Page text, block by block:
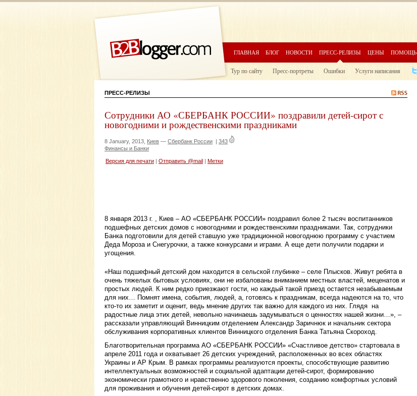
ГЛАВНАЯ БЛОГ НОВОСТИ ПРЕСС-РЕЛИЗЫ ЦЕНЫ ПОМОЩЬ
Тур по сайту Пресс-портреты Ошибки Услуги написания
ПРЕСС-РЕЛИЗЫ
Сотрудники АО «СБЕРБАНК РОССИИ» поздравили детей-сирот с
новогодними и рождественскими праздниками
8 January, 2013, Киев — Сбербанк России | 343
Финансы и Банки
Версия для печати Отправить @mail Метки
8 января 2013 г. , Киев – АО «СБЕРБАНК РОССИИ» поздравил более 2 тысяч воспитанников
подшефных детских домов с новогодними и рождественскими праздниками. Так, сотрудники
Банка подготовили для детей ставшую уже традиционной новогоднюю программу с участием
Деда Мороза и Снегурочки, а также конкурсами и играми. А еще дети получили подарки и
угощения.
«Наш подшефный детский дом находится в сельской глубинке – селе Плысков. Живут ребята в
очень тяжелых бытовых условиях, они не избалованы вниманием местных властей, меценатов и
простых людей. К ним редко приезжают гости, но каждый такой приезд остается незабываемым
для них… Помнят имена, события, людей, а, готовясь к праздникам, всегда надеются на то, что
кто-то их заметит и оценит, ведь мнение других так важно для каждого из них. Глядя на
радостные лица этих детей, невольно начинаешь задумываться о ценностях нашей жизни…», –
рассказали управляющий Винницким отделением Александр Заричнюк и начальник сектора
обслуживания корпоративных клиентов Винницкого отделения Банка Татьяна Скороход.
Благотворительная программа АО «СБЕРБАНК РОССИИ» «Счастливое детство» стартовала в
апреле 2011 года и охватывает 26 детских учреждений, расположенных во всех областях
Украины и АР Крым. В рамках программы реализуются проекты, способствующие развитию
интеллектуальных возможностей и социальной адаптации детей-сирот, формированию
экономически грамотного и нравственно здорового поколения, созданию комфортных условий
для проживания и обучения детей-сирот в детских домах.